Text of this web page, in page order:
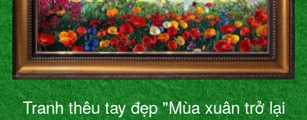
Tranh thêu tay đẹp "Mùa xuân trở lại